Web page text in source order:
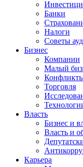
Банки
Налоги
Советы
Бизнес
Компании
Малый
Торговля
Власть
Бизнес и
Власть и
Карьера